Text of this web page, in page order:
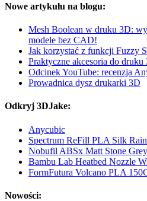
Nowe artykułu na blogu:
Mesh Boolean w druku 3D:
modele bez CAD!
Jak korzystać z funkcji Fuzzy
Praktyczne akcesoria do druku
Odcinek YouTube: recenzja
Prowadnica dysz drukarki 3D
Odkryj 3DJake:
Anycubic
Spectrum ReFill PLA Silk
Nobufil ABSx Matt Stone Grey
Bambu Lab Heatbed Nozzle
FormFutura Volcano PLA
Nowości: